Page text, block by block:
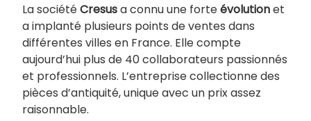
La sociétéCresusa connu une forteévolutionet
a implanté plusieurs points de ventes dans
différentes villes en France. Elle compte
aujourd’hui plus de 40 collaborateurs passionnés
et professionnels. L’entreprise collectionne des
pièces d’antiquité, unique avec un prix assez
raisonnable.